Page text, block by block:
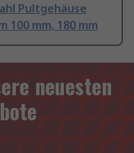
Pultgehäuse
100 mm, 180 mm
neuesten